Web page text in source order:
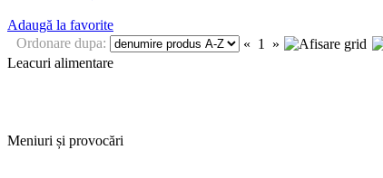
Adaugă la favorite
Ordonare dupa:
« 1 »
Leacuri alimentare
Meniuri și provocări